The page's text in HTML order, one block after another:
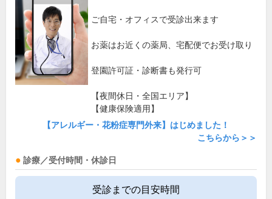
ご自宅・オフィスで受診出来ます
お薬はお近くの薬局、宅配便でお受け取り
登園許可証・診断書も発行可
【夜間休日・全国エリア】
【健康保険適用】
【アレルギー・花粉症専門外来】はじめました！
こちらから＞＞
診療／受付時間・休診日
受診までの目安時間